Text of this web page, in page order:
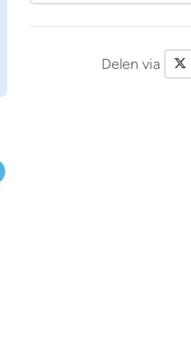
Delen via